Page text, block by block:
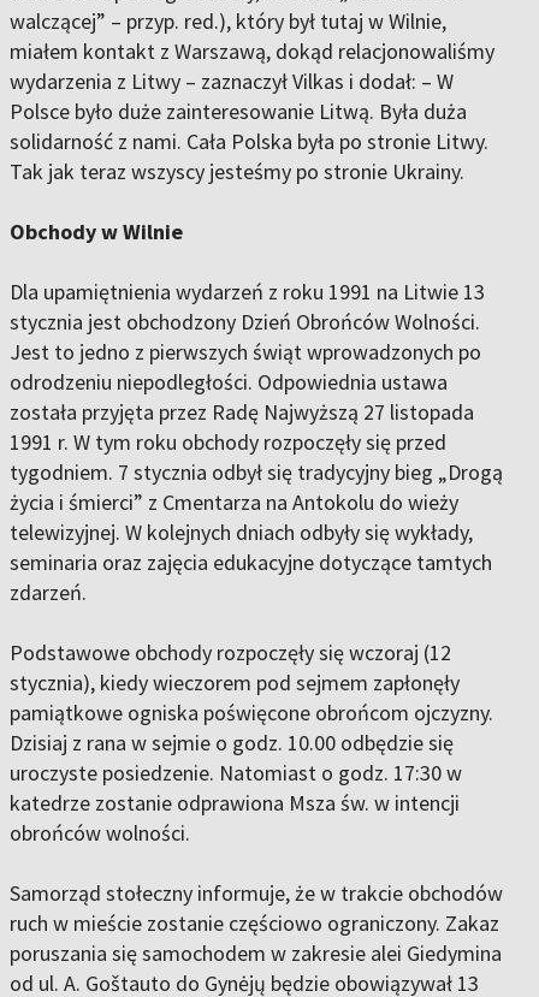
walczącej” – przyp. red.), który był tutaj w Wilnie,
miałem kontakt z Warszawą, dokąd relacjonowaliśmy
wydarzenia z Litwy – zaznaczył Vilkas i dodał: – W
Polsce było duże zainteresowanie Litwą. Była duża
solidarność z nami. Cała Polska była po stronie Litwy.
Tak jak teraz wszyscy jesteśmy po stronie Ukrainy.
Obchody w Wilnie
Dla upamiętnienia wydarzeń z roku 1991 na Litwie 13
stycznia jest obchodzony Dzień Obrońców Wolności.
Jest to jedno z pierwszych świąt wprowadzonych po
odrodzeniu niepodległości. Odpowiednia ustawa
została przyjęta przez Radę Najwyższą 27 listopada
1991 r. W tym roku obchody rozpoczęły się przed
tygodniem. 7 stycznia odbył się tradycyjny bieg „Drogą
życia i śmierci” z Cmentarza na Antokolu do wieży
telewizyjnej. W kolejnych dniach odbyły się wykłady,
seminaria oraz zajęcia edukacyjne dotyczące tamtych
zdarzeń.
Podstawowe obchody rozpoczęły się wczoraj (12
stycznia), kiedy wieczorem pod sejmem zapłonęły
pamiątkowe ogniska poświęcone obrońcom ojczyzny.
Dzisiaj z rana w sejmie o godz. 10.00 odbędzie się
uroczyste posiedzenie. Natomiast o godz. 17:30 w
katedrze zostanie odprawiona Msza św. w intencji
obrońców wolności.
Samorząd stołeczny informuje, że w trakcie obchodów
ruch w mieście zostanie częściowo ograniczony. Zakaz
poruszania się samochodem w zakresie alei Giedymina
od ul. A. Goštauto do Gynėjų będzie obowiązywał 13